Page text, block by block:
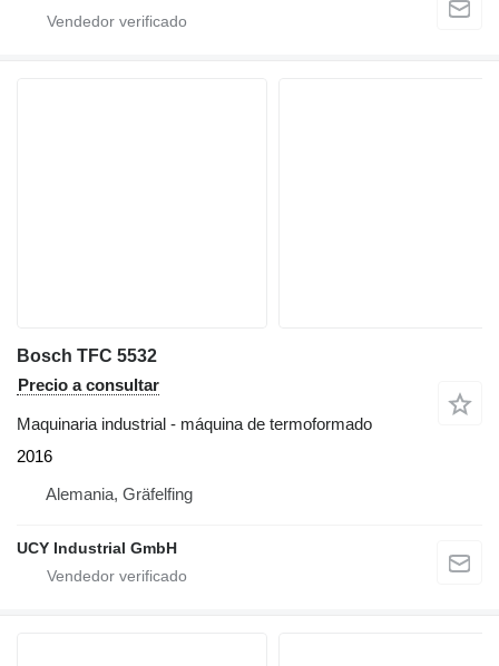
Bosch TFC 5532
Precio a consultar
Maquinaria industrial - máquina de termoformado
2016
Alemania, Gräfelfing
UCY Industrial GmbH